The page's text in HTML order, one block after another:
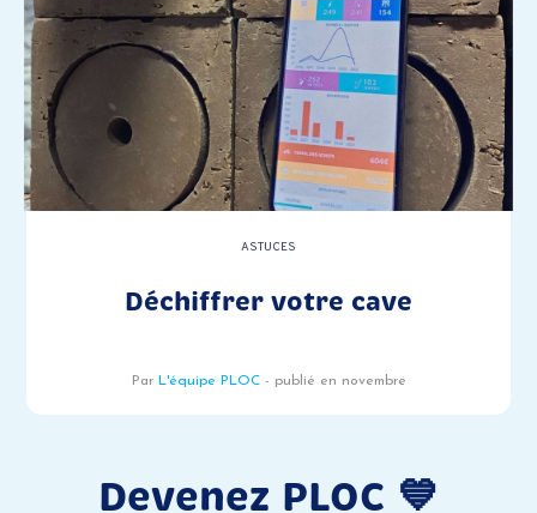
ASTUCES
Déchiffrer votre cave
Par L'équipe PLOC- publié en novembre
Devenez PLOC 💙